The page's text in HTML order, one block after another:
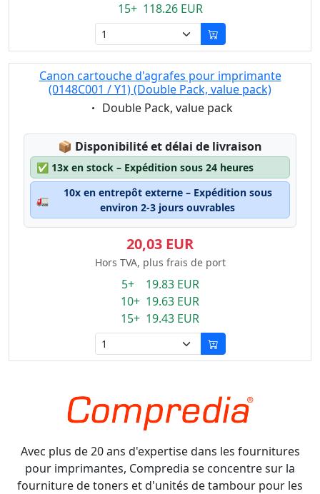
15+ 118.26 EUR
Canon cartouche d'agrafes pour imprimante
(0148C001 / Y1) (Double Pack, value pack)
Eigenschaft:
Double Pack, value pack
📦 Lagerstatus:
Disponibilité et délai de livraison
✅ 13x en stock – Expédition sous 24 heures
🚛
10x en entrepôt externe – Expédition sous
environ 2-3 jours ouvrables
20,03 EUR
Hors TVA, plus frais de port
5+ 19.83 EUR
10+ 19.63 EUR
15+ 19.43 EUR
Avec plus de 20 ans d'expertise dans les fournitures
pour imprimantes, Compredia se concentre sur la
fourniture de toners et d'unités de tambour pour les